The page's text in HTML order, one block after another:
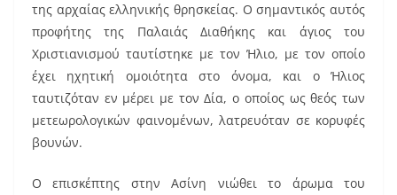
της αρχαίας ελληνικής θρησκείας. Ο σημαντικός αυτός
προφήτης της Παλαιάς Διαθήκης και άγιος του
Χριστιανισμού ταυτίστηκε με τον Ήλιο, με τον οποίο
έχει ηχητική ομοιότητα στο όνομα, και ο Ήλιος
ταυτιζόταν εν μέρει με τον Δία, ο οποίος ως θεός των
μετεωρολογικών φαινομένων, λατρευόταν σε κορυφές
βουνών.
Ο επισκέπτης στην Ασίνη νιώθει το άρωμα του